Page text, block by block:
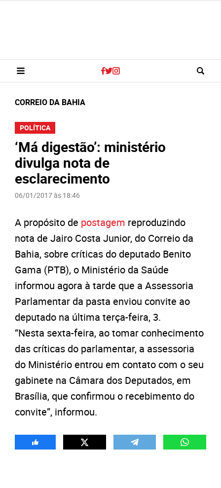
CORREIO DA BAHIA
POLÍTICA
‘Má digestão’: ministério
divulga nota de
esclarecimento
06/01/2017 às 18:46
A propósito de postagem reproduzindo
nota de Jairo Costa Junior, do Correio da
Bahia, sobre críticas do deputado Benito
Gama (PTB), o Ministério da Saúde
informou agora à tarde que a Assessoria
Parlamentar da pasta enviou convite ao
deputado na última terça-feira, 3.
“Nesta sexta-feira, ao tomar conhecimento
das críticas do parlamentar, a assessoria
do Ministério entrou em contato com o seu
gabinete na Câmara dos Deputados, em
Brasília, que confirmou o recebimento do
convite”, informou.